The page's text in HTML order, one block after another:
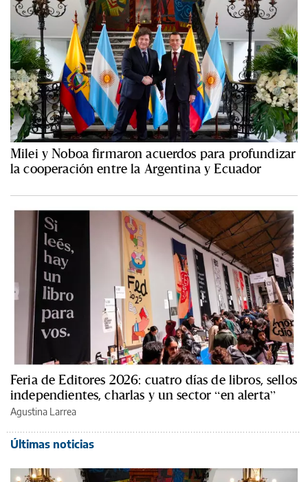
Milei y Noboa firmaron acuerdos para profundizar
la cooperación entre la Argentina y Ecuador
Feria de Editores 2026: cuatro días de libros, sellos
independientes, charlas y un sector “en alerta”
Agustina Larrea
Últimas noticias